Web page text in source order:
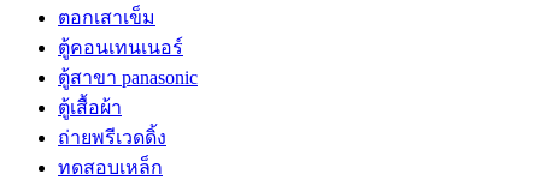
ตอกเสาเข็ม
ตู้คอนเทนเนอร์
ตู้สาขา panasonic
ตู้เสื้อผ้า
ถ่ายพรีเวดดิ้ง
ทดสอบเหล็ก